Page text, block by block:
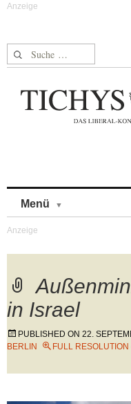
Suche nach:
Menü
in Israel
PUBLISHED ON 22.
BERLIN
FULL